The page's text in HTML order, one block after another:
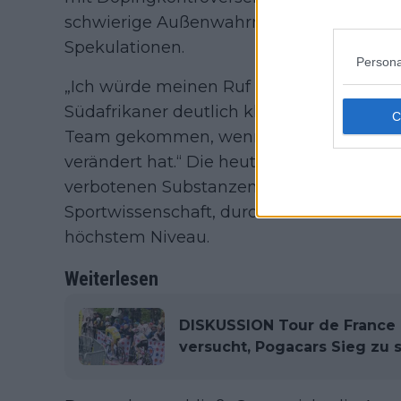
schwierige Außenwahrnehmung – und
Spekulationen.
„Ich würde meinen Ruf nicht riskieren,
Südafrikaner deutlich klar. „Mein Ruf ist
Team gekommen, wenn ich nicht
verändert hat.“ Die heutige
verbotenen Substanzen, sondern von
Sportwissenschaft, durchdachter
höchstem Niveau.
Weiterlesen
DISKUSSION Tour de
versucht, Pogacars Sieg zu